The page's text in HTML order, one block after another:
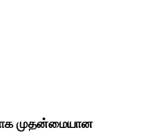
முதன்மையான